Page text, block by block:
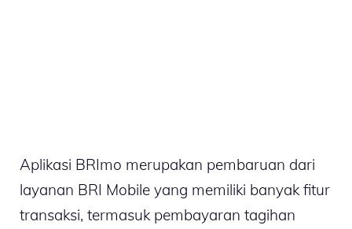
Aplikasi BRImo merupakan pembaruan dari
layanan BRI Mobile yang memiliki banyak fitur
transaksi, termasuk pembayaran tagihan